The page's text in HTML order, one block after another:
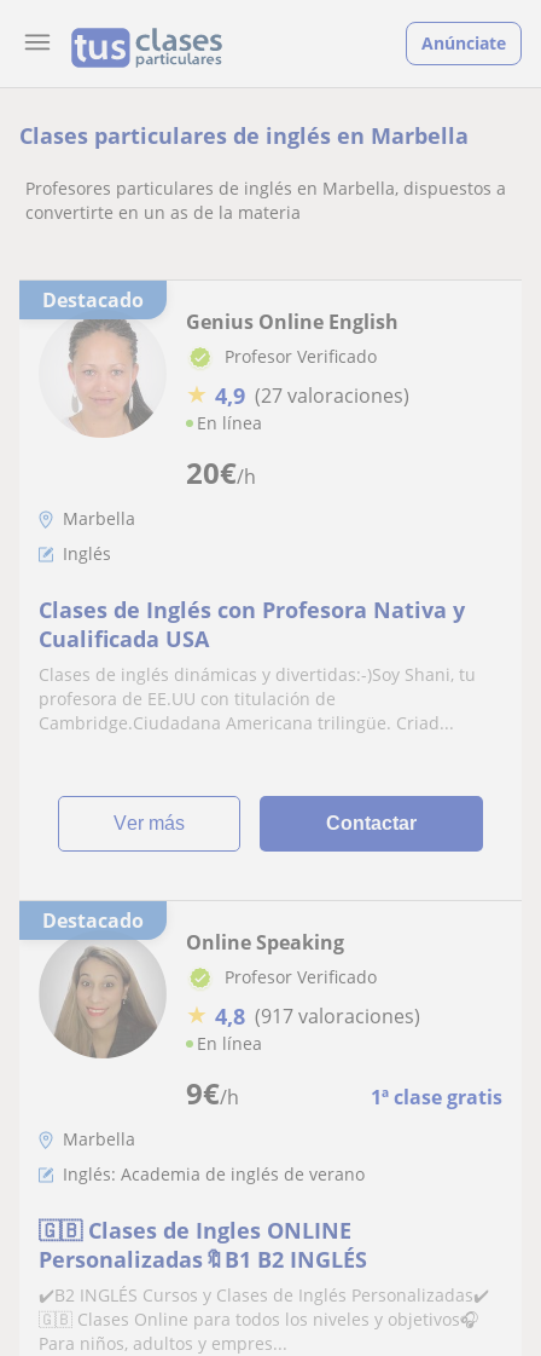
Anúnciate
Clases particulares de inglés en Marbella
Profesores particulares de inglés en Marbella, dispuestos a
convertirte en un as de la materia
Destacado
20€/h
Genius Online English
Profesor Verificado
★ 4,9 (27 valoraciones)
En línea
Marbella
Inglés
Clases de Inglés con Profesora Nativa y
Cualificada USA
Clases de inglés dinámicas y divertidas:-)Soy Shani, tu
profesora de EE.UU con titulación de
Cambridge.Ciudadana Americana trilingüe. Criad...
ver más Contactar
Destacado
9€/h 1ª clase gratis
Online Speaking
Profesor Verificado
★ 4,8 (917 valoraciones)
En línea
Marbella
Inglés: Academia de inglés de verano
🇬🇧 Clases de Ingles ONLINE
Personalizadas🔖B1 B2 INGLÉS
✔️B2 INGLÉS Cursos y Clases de Inglés Personalizadas✔️
🇬🇧 Clases Online para todos los niveles y objetivos🎧
Para niños, adultos y empres...